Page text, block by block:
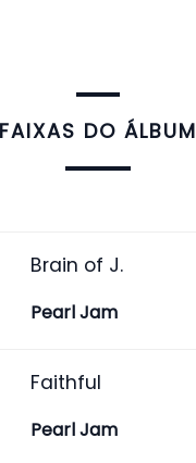
FAIXAS DO ÁLBUM
Brain of J.
Pearl Jam
Faithful
Pearl Jam